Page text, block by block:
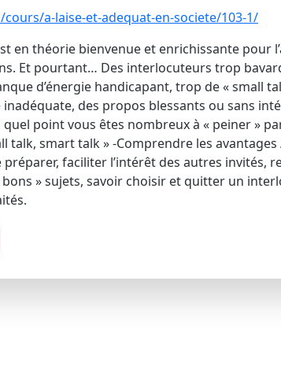
a-laise-et-adequat-en-societe/103-1/
en théorie bienvenue et enrichissante pour
Et pourtant… Des interlocuteurs trop
d’énergie handicapant, trop de « small
des propos blessants ou sans
point vous êtes nombreux à « peiner »
talk, smart talk » -Comprendre les
faciliter l’intérêt des autres invités,
bons » sujets, savoir choisir et quitter un